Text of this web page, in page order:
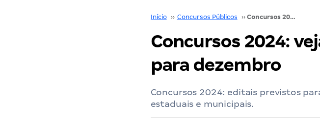
Início ›› Concursos Públicos ›› Concursos 2024: veja os editais previstos para dezembro
Concursos 2024:
para dezembro
Concursos 2024: editais previstos
estaduais e municipais.